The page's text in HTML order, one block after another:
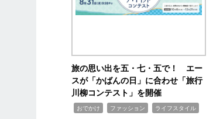
旅の思い出を五・七・五で！ エー
スが「かばんの日」に合わせ「旅行
川柳コンテスト」を開催
おでかけ ファッション ライフスタイル